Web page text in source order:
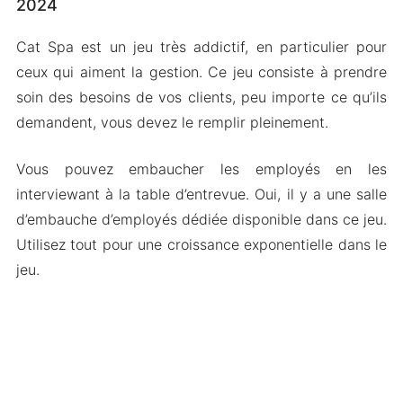
2024
Cat Spa est un jeu très addictif, en particulier pour
ceux qui aiment la gestion. Ce jeu consiste à prendre
soin des besoins de vos clients, peu importe ce qu’ils
demandent, vous devez le remplir pleinement.
Vous pouvez embaucher les employés en les
interviewant à la table d’entrevue. Oui, il y a une salle
d’embauche d’employés dédiée disponible dans ce jeu.
Utilisez tout pour une croissance exponentielle dans le
jeu.